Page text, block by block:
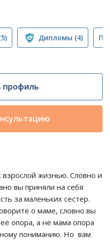
Дипломы (4)
профиль
взрослой жизнью. Словно и
вы приняли на себя
за маленьких сестер.
о маме, словно вы
опора, а не мама опора
пониманию. Но вам